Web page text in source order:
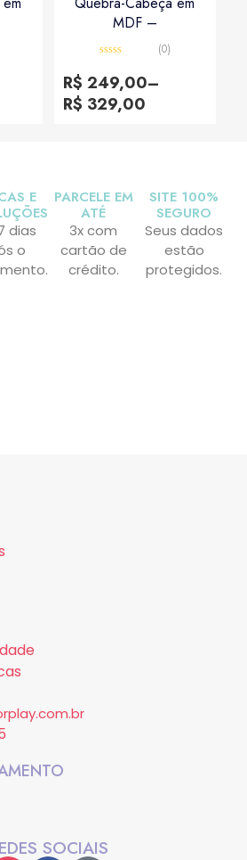
MDF –
0
de
5
(0)
R$ 249,00–
R$ 329,00
E
dias
o
PARCELE EM
ATÉ
3x com
cartão de
crédito.
SITE 100%
SEGURO
Seus dados
estão
protegidos.
SOCIAIS